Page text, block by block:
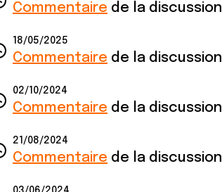
Commentaire de la discussion
18/05/2025
Commentaire de la discussion
02/10/2024
Commentaire de la discussion
21/08/2024
Commentaire de la discussion